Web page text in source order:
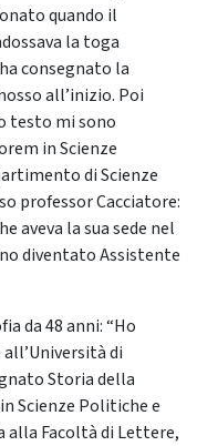
quando il
la toga
consegnato la
all’inizio. Poi
testo mi sono
in Scienze
di Scienze
professor Cacciatore:
aveva la sua sede nel
diventato Assistente
da 48 anni: “Ho
di
Storia della
Scienze Politiche e
alla Facoltà di Lettere,